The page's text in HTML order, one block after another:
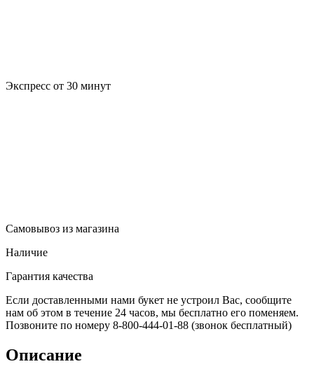
Экспресс от 30 минут
Самовывоз из магазина
Наличие
Гарантия качества
Если доставленными нами букет не устроил Вас, сообщите
нам об этом в течение 24 часов, мы бесплатно его поменяем.
Позвоните по номеру 8-800-444-01-88 (звонок бесплатный)
Описание